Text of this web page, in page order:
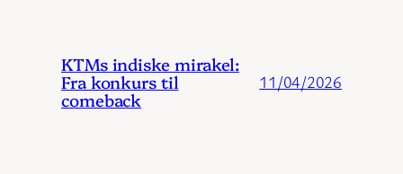
KTMs indiske mirakel:
Fra konkurs til
comeback
11/04/2026